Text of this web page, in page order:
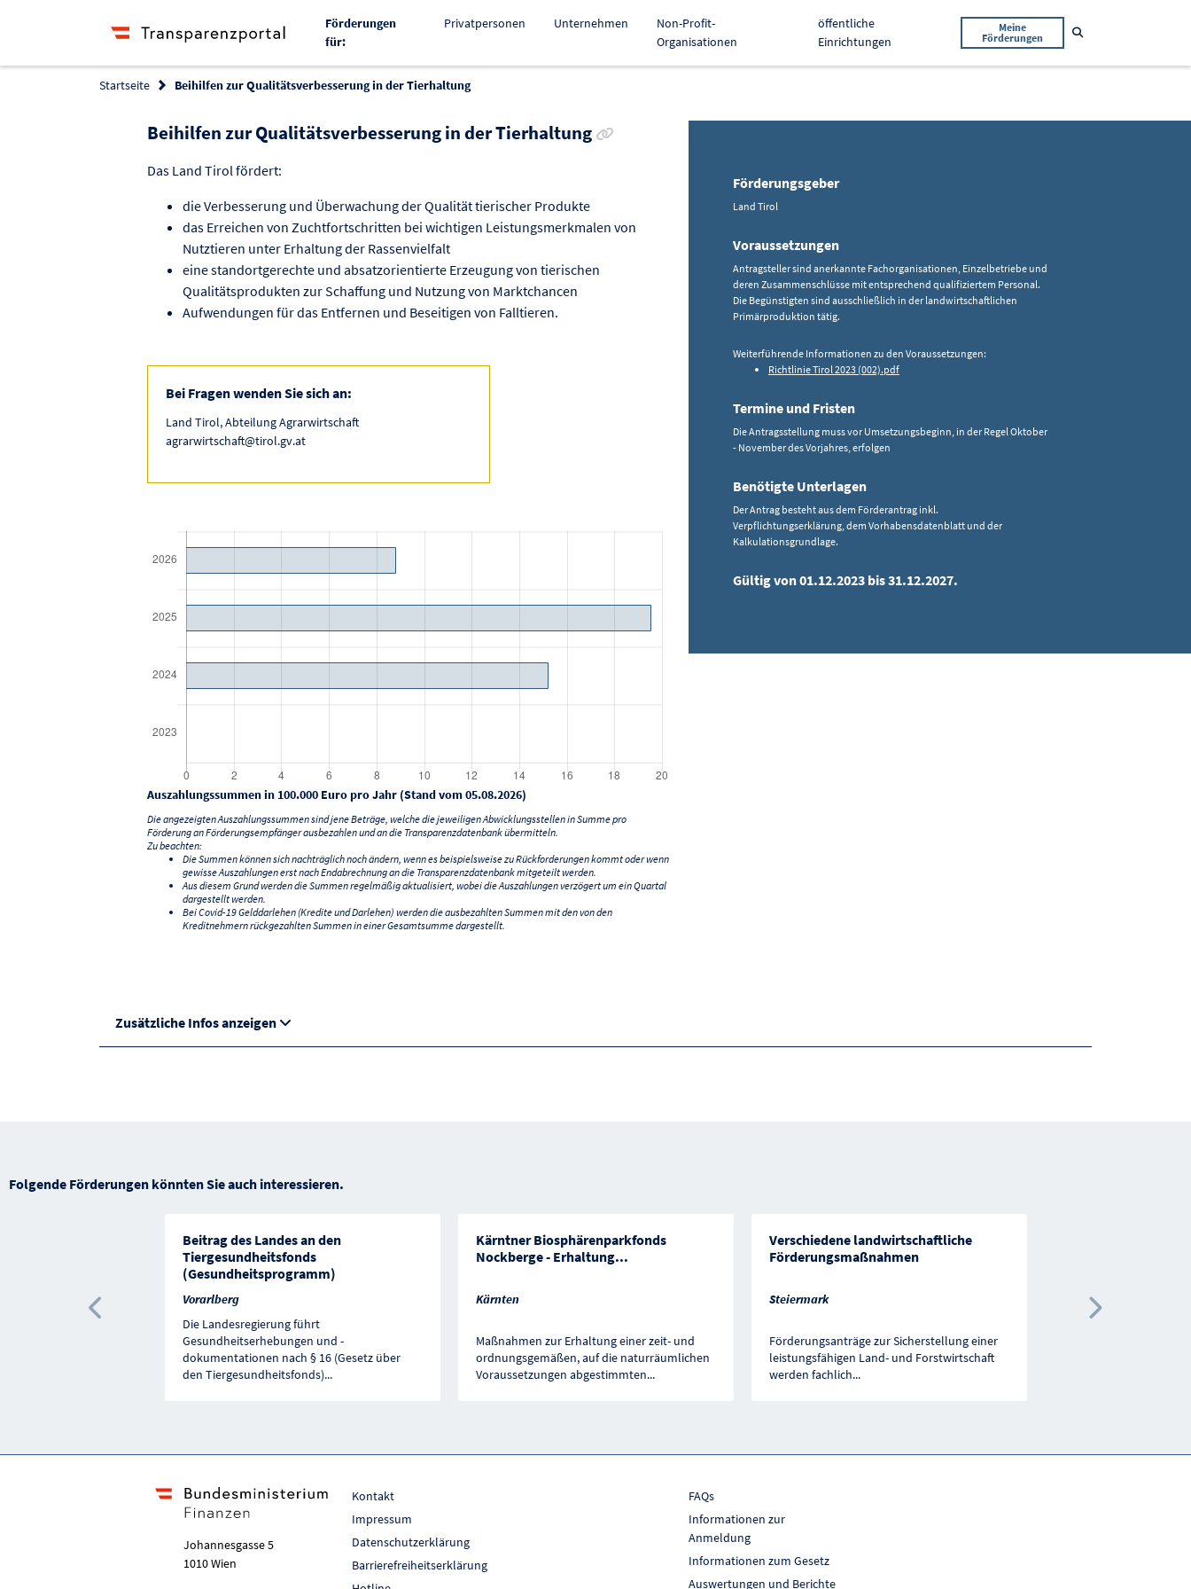
Förderungen
für:
Privatpersonen Unternehmen
Non-Profit-
Organisationen
öffentliche
Einrichtungen
Meine
Förderungen
Startseite Beihilfen zur Qualitätsverbesserung in der Tierhaltung
Beihilfen zur Qualitätsverbesserung in der Tierhaltung Link zur Förderung kopieren
Das Land Tirol fördert:
die Verbesserung und Überwachung der Qualität tierischer Produkte
das Erreichen von Zuchtfortschritten bei wichtigen Leistungsmerkmalen von
Nutztieren unter Erhaltung der Rassenvielfalt
eine standortgerechte und absatzorientierte Erzeugung von tierischen
Qualitätsprodukten zur Schaffung und Nutzung von Marktchancen
Aufwendungen für das Entfernen und Beseitigen von Falltieren.
Bei Fragen wenden Sie sich an:
Land Tirol, Abteilung Agrarwirtschaft
agrarwirtschaft@tirol.gv.at
Auszahlungssummen in 100.000 Euro pro Jahr (Stand vom 05.08.2026)
Die angezeigten Auszahlungssummen sind jene Beträge, welche die jeweiligen Abwicklungsstellen in Summe pro
Förderung an Förderungsempfänger ausbezahlen und an die Transparenzdatenbank übermitteln.
Zu beachten:
Die Summen können sich nachträglich noch ändern, wenn es beispielsweise zu Rückforderungen kommt oder wenn
gewisse Auszahlungen erst nach Endabrechnung an die Transparenzdatenbank mitgeteilt werden.
Aus diesem Grund werden die Summen regelmäßig aktualisiert, wobei die Auszahlungen verzögert um ein Quartal
dargestellt werden.
Bei Covid-19 Gelddarlehen (Kredite und Darlehen) werden die ausbezahlten Summen mit den von den
Kreditnehmern rückgezahlten Summen in einer Gesamtsumme dargestellt.
Förderungsgeber
Land Tirol
Voraussetzungen
Antragsteller sind anerkannte Fachorganisationen, Einzelbetriebe und
deren Zusammenschlüsse mit entsprechend qualifiziertem Personal.
Die Begünstigten sind ausschließlich in der landwirtschaftlichen
Primärproduktion tätig.
Weiterführende Informationen zu den Voraussetzungen:
Richtlinie Tirol 2023 (002).pdf
Termine und Fristen
Die Antragsstellung muss vor Umsetzungsbeginn, in der Regel Oktober
- November des Vorjahres, erfolgen
Benötigte Unterlagen
Der Antrag besteht aus dem Förderantrag inkl.
Verpflichtungserklärung, dem Vorhabensdatenblatt und der
Kalkulationsgrundlage.
Gültig von 01.12.2023 bis 31.12.2027.
Zusätzliche Infos anzeigen
Folgende Förderungen könnten Sie auch interessieren.
Beitrag des Landes an den
Tiergesundheitsfonds
(Gesundheitsprogramm)
Vorarlberg
Die Landesregierung führt
Gesundheitserhebungen und -
dokumentationen nach § 16 (Gesetz über
den Tiergesundheitsfonds)...
Kärntner Biosphärenparkfonds
Nockberge - Erhaltung...
Kärnten
Maßnahmen zur Erhaltung einer zeit- und
ordnungsgemäßen, auf die naturräumlichen
Voraussetzungen abgestimmten...
Verschiedene landwirtschaftliche
Förderungsmaßnahmen
Steiermark
Förderungsanträge zur Sicherstellung einer
leistungsfähigen Land- und Forstwirtschaft
werden fachlich...
Salzburg
Vorherige Förderung Nächste
Johannesgasse 5
1010 Wien
Kontakt
Impressum
Datenschutzerklärung
Barrierefreiheitserklärung
FAQs
Informationen zur
Anmeldung
Informationen zum Gesetz
Auswertungen und Berichte